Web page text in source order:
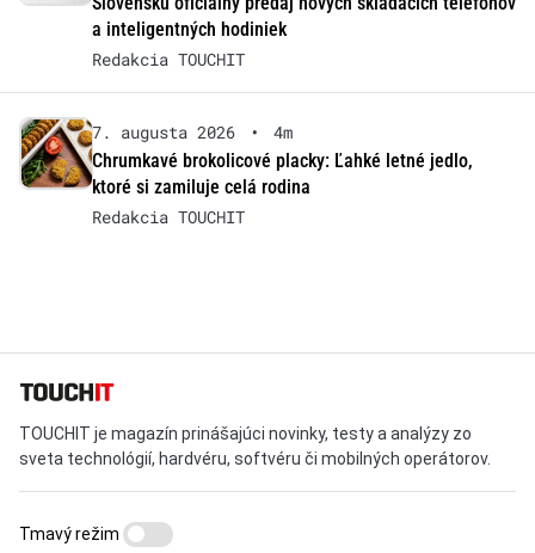
a inteligentných hodiniek
Redakcia TOUCHIT
7. augusta 2026 •
4m
Chrumkavé brokolicové placky: Ľahké letné jedlo,
ktoré si zamiluje celá rodina
Redakcia TOUCHIT
TOUCHIT je magazín prinášajúci novinky, testy a analýzy zo
sveta technológií, hardvéru, softvéru či mobilných operátorov.
Tmavý režim